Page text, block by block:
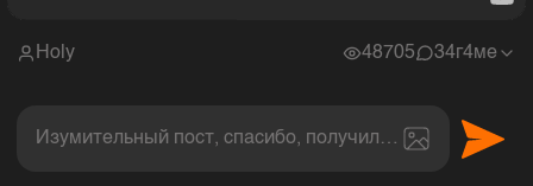
Holy 48705 34г4ме
Изумительный пост, спасибо, получил величайшее